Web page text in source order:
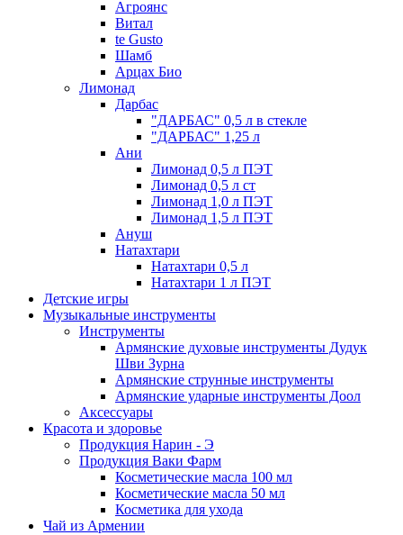
Агроянс
Витал
te Gusto
Шамб
Арцах Био
Лимонад
Дарбас
"ДАРБАС" 0,5 л в стекле
"ДАРБАС" 1,25 л
Ани
Лимонад 0,5 л ПЭТ
Лимонад 0,5 л ст
Лимонад 1,0 л ПЭТ
Лимонад 1,5 л ПЭТ
Ануш
Натахтари
Натахтари 0,5 л
Натахтари 1 л ПЭТ
Детские игры
Музыкальные инструменты
Инструменты
Армянские духовые инструменты Дудук
Шви Зурна
Армянские струнные инструменты
Армянские ударные инструменты Доол
Аксессуары
Красота и здоровье
Продукция Нарин - Э
Продукция Ваки Фарм
Косметические масла 100 мл
Косметические масла 50 мл
Косметика для ухода
Чай из Армении